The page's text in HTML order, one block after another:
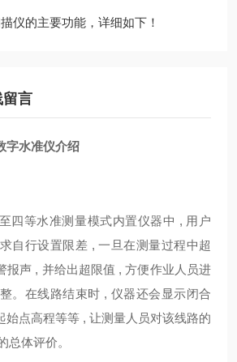
仪的主要功能，详细如下！
留言
字水准仪介绍
四等水准测量模式内置仪器中 , 用户
自行设置限差 , 一旦在测量过程中超
报声 , 并给出超限值 , 方便作业人员进
。在线路结束时 , 仪器还会显示闭合
始点高程等等 , 让测量人员对该线路的
总体评价。